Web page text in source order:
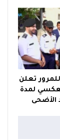
للمرور تعلن
لمدة